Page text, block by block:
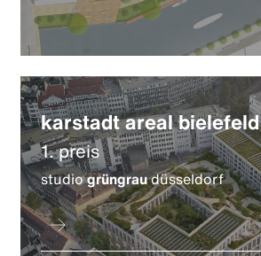
karstadt areal bielefeld
1. preis
studiogrüngraudüsseldorf